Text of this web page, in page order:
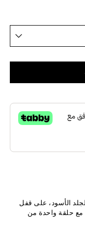
الأسود، على قفل
مع حلقة واحدة من